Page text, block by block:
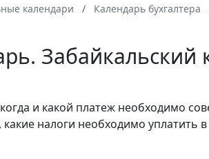
календари Календарь бухгалтера
Забайкальский
и какой платеж необходимо
налоги необходимо уплатить